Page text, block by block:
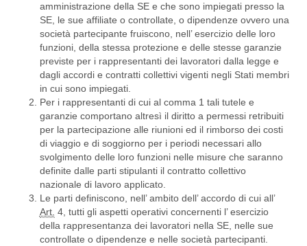
amministrazione della SE e che sono impiegati presso la
SE, le sue affiliate o controllate, o dipendenze ovvero una
società partecipante fruiscono, nell’ esercizio delle loro
funzioni, della stessa protezione e delle stesse garanzie
previste per i rappresentanti dei lavoratori dalla legge e
dagli accordi e contratti collettivi vigenti negli Stati membri
in cui sono impiegati.
Per i rappresentanti di cui al comma 1 tali tutele e
garanzie comportano altresì il diritto a permessi retribuiti
per la partecipazione alle riunioni ed il rimborso dei costi
di viaggio e di soggiorno per i periodi necessari allo
svolgimento delle loro funzioni nelle misure che saranno
definite dalle parti stipulanti il contratto collettivo
nazionale di lavoro applicato.
Le parti definiscono, nell’ ambito dell’ accordo di cui all’
Art. 4, tutti gli aspetti operativi concernenti l’ esercizio
della rappresentanza dei lavoratori nella SE, nelle sue
controllate o dipendenze e nelle società partecipanti.